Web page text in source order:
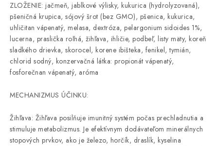
ZLOŽENIE: jačmeň, jablkové výlisky, kukurica (hydrolyzovaná),
pšeničná krupica, sójový šrot (bez GMO), pšenica, kukurica,
uhličitan vápenatý, melasa, dextróza, pelargonium sidoides 1%,
lucerna, praslička roľná, žihľava, ihličie, podbeľ, listy mäty, koreň
sladkého drievka, skorocel, korene ibišteka, fenikel, tymián,
chlorid sodný, konzervačná látka: propionát vápenatý,
fosforečnan vápenatý, aróma
MECHANIZMUS ÚČINKU:
Žihľava: Žihľava posilňuje imunitný systém počas prechladnutia a
stimuluje metabolizmus. Je efektívnym dodávateľom minerálnych
stopových prvkov, ako je železo, horčík, draslík, kyselina